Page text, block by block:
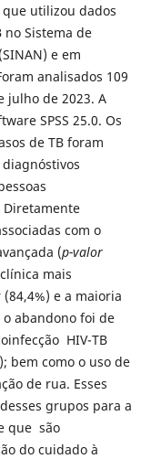
utilizou dados
no Sistema de
e em
analisados 109
julho de 2023. A
SPSS 25.0. Os
de TB foram
com o
(p-valor
mais
e a maioria
o abandono foi de
HIV-TB
); bem como o uso de
de rua. Esses
grupos para a
que são
do cuidado à